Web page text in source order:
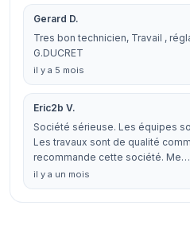
Gerard D.
Tres bon technicien, Travail ,
G.DUCRET
il y a 5 mois
Eric2b V.
Société sérieuse. Les équipes
Les travaux sont de qualité
recommande cette société. Me…
il y a un mois